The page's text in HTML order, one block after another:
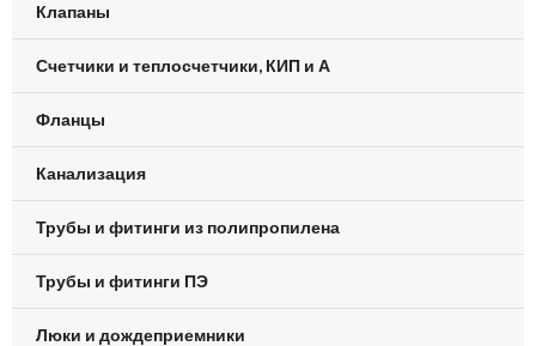
Клапаны
Счетчики и теплосчетчики, КИП и А
Фланцы
Канализация
Трубы и фитинги из полипропилена
Трубы и фитинги ПЭ
Люки и дождеприемники